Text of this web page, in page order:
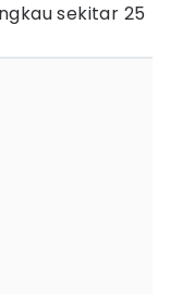
sekitar 25